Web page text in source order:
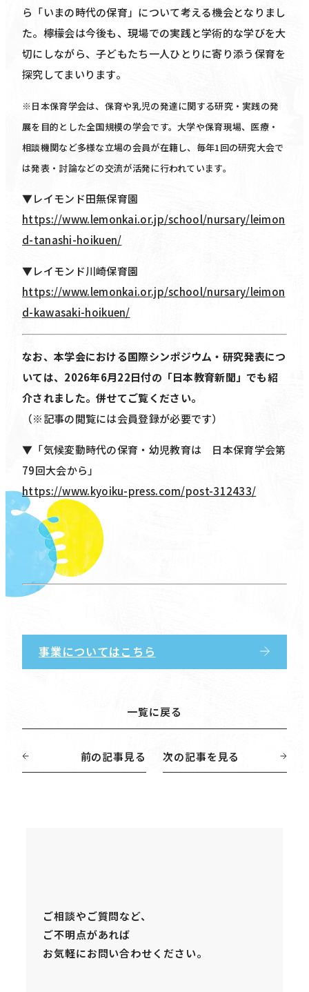
ら「いまの時代の保育」について考える機会となりまし
た。檸檬会は今後も、現場での実践と学術的な学びを大
切にしながら、子どもたち一人ひとりに寄り添う保育を
探究してまいります。
※日本保育学会は、保育や乳児の発達に関する研究・実践の発
展を目的とした全国規模の学会です。大学や保育現場、医療・
相談機関など多様な立場の会員が在籍し、毎年1回の研究大会で
は発表・討論などの交流が活発に行われています。
▼レイモンド田無保育園
https://www.lemonkai.or.jp/school/nursary/leimon
d-tanashi-hoikuen/
▼レイモンド川崎保育園
https://www.lemonkai.or.jp/school/nursary/leimon
d-kawasaki-hoikuen/
なお、本学会における国際シンポジウム・研究発表につ
いては、2026年6月22日付の「日本教育新聞」でも紹
介されました。併せてご覧ください。
（※記事の閲覧には会員登録が必要です）
▼「気候変動時代の保育・幼児教育は 日本保育学会第
79回大会から」
https://www.kyoiku-press.com/post-312433/
事業についてはこちら
一覧に戻る
一覧に戻る
前の記事見る
次の記事を見る
ご相談やご質問など、
ご不明点があれば
お気軽にお問い合わせください。